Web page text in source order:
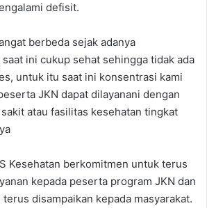
defisit.
berbeda sejak adanya
ini cukup sehat sehingga tidak ada
untuk itu saat ini konsentrasi kami
JKN dapat dilayanani dengan
atau fasilitas kesehatan tingkat
Kesehatan berkomitmen untuk terus
kepada peserta program JKN dan
disampaikan kepada masyarakat.